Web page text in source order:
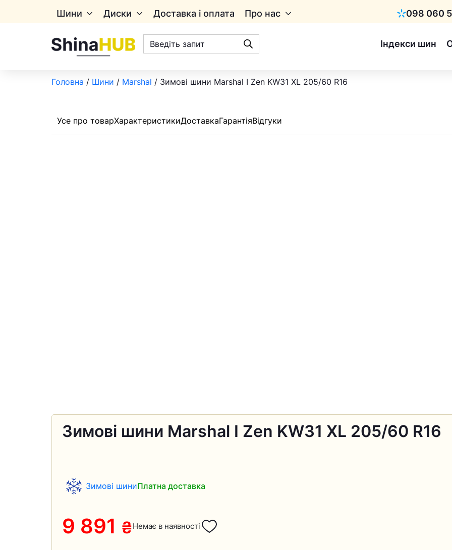
Шини Диски Доставка і оплата Про нас 098 060
Київстар
Пошук
товарів
Індекси шин
Головна / Шини / Marshal / Зимові шини Marshal I Zen KW31 XL 205/60 R16
Усе про товарХарактеристикиДоставкаГарантіяВідгуки
Зимові шини Marshal I Zen KW31 XL 205/60 R16
Зимові шиниПлатна доставка
9 891 ₴Немає в наявності